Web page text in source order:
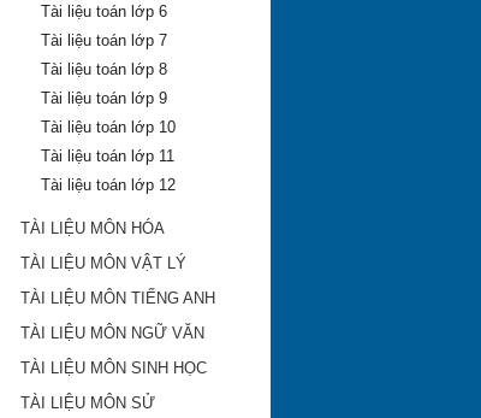
Tài liệu toán lớp 6
Tài liệu toán lớp 7
Tài liệu toán lớp 8
Tài liệu toán lớp 9
Tài liệu toán lớp 10
Tài liệu toán lớp 11
Tài liệu toán lớp 12
TÀI LIỆU MÔN HÓA
TÀI LIỆU MÔN VẬT LÝ
TÀI LIỆU MÔN TIẾNG ANH
TÀI LIỆU MÔN NGỮ VĂN
TÀI LIỆU MÔN SINH HỌC
TÀI LIỆU MÔN SỬ